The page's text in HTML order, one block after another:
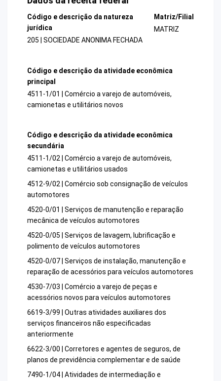
Código e descrição da natureza
jurídica
205 | SOCIEDADE ANONIMA FECHADA
Matriz/Filial
MATRIZ
Código e descrição da atividade econômica
principal
4511-1/01 | Comércio a varejo de automóveis,
camionetas e utilitários novos
Código e descrição da atividade econômica
secundária
4511-1/02 | Comércio a varejo de automóveis,
camionetas e utilitários usados
4512-9/02 | Comércio sob consignação de veículos
automotores
4520-0/01 | Serviços de manutenção e reparação
mecânica de veículos automotores
4520-0/05 | Serviços de lavagem, lubrificação e
polimento de veículos automotores
4520-0/07 | Serviços de instalação, manutenção e
reparação de acessórios para veículos automotores
4530-7/03 | Comércio a varejo de peças e
acessórios novos para veículos automotores
6619-3/99 | Outras atividades auxiliares dos
serviços financeiros não especificadas
anteriormente
6622-3/00 | Corretores e agentes de seguros, de
planos de previdência complementar e de saúde
7490-1/04 | Atividades de intermediação e